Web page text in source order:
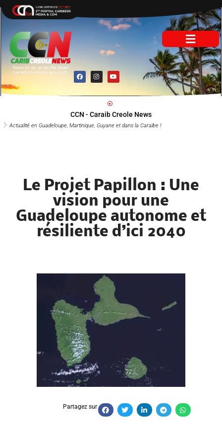
au
F
a
c
b
k
I
n
s
a
a
Y
o
u
u
b
Actualité en Guadeloupe, Martinique, Guyane et dans la Caraïbe !
CCN - Caraib Creole News
Le Projet Papillon : Une
vision pour une
Guadeloupe autonome et
résiliente d’ici 2040
Partagez sur